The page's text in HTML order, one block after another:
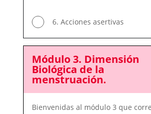
6. Acciones asertivas
Módulo 3. Dimensión
Biológica de la
menstruación.
Bienvenidas al módulo 3 que